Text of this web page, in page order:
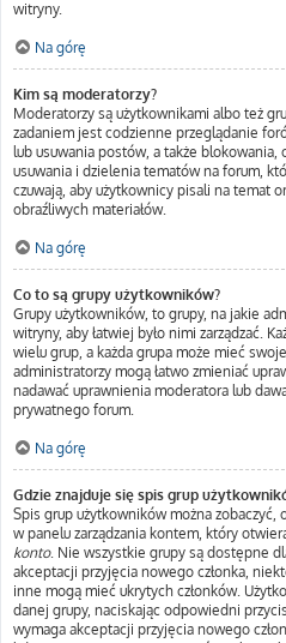
witryny.
Na górę
Kim są moderatorzy?
Moderatorzy są użytkownikami albo też
zadaniem jest codzienne przeglądanie
lub usuwania postów, a także blokowania,
usuwania i dzielenia tematów na forum,
czuwają, aby użytkownicy pisali na temat
obraźliwych materiałów.
Na górę
Co to są grupy użytkowników?
Grupy użytkowników, to grupy, na jakie
witryny, aby łatwiej było nimi zarządzać.
wielu grup, a każda grupa może mieć
administratorzy mogą łatwo zmieniać
nadawać uprawnienia moderatora lub
prywatnego forum.
Na górę
Gdzie znajduje się spis grup
Spis grup użytkowników można zobaczyć,
w panelu zarządzania kontem, który
konto. Nie wszystkie grupy są dostępne
akceptacji przyjęcia nowego członka,
inne mogą mieć ukrytych członków.
danej grupy, naciskając odpowiedni
wymaga akceptacji przyjęcia nowego